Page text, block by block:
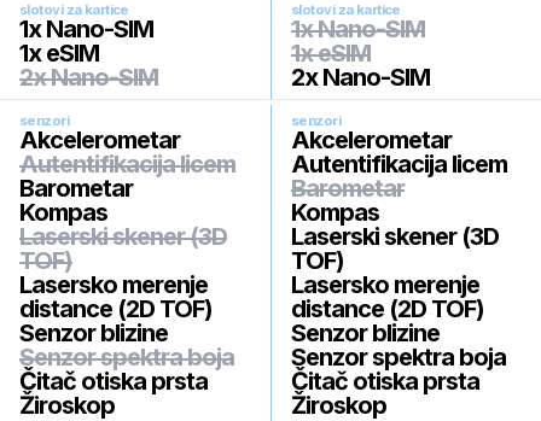
slotovi za kartice
1x Nano-SIM
1x eSIM
2x Nano-SIM
slotovi za kartice
1x Nano-SIM
1x eSIM
2x Nano-SIM
senzori
Akcelerometar
Autentifikacija licem
Barometar
Kompas
Laserski skener (3D
TOF)
Lasersko merenje
distance (2D TOF)
Senzor blizine
Senzor spektra boja
Čitač otiska prsta
Žiroskop
senzori
Akcelerometar
Autentifikacija licem
Barometar
Kompas
Laserski skener (3D
TOF)
Lasersko merenje
distance (2D TOF)
Senzor blizine
Senzor spektra boja
Čitač otiska prsta
Žiroskop